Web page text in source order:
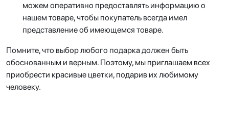
можем оперативно предоставлять информацию о
нашем товаре, чтобы покупатель всегда имел
представление об имеющемся товаре.
Помните, что выбор любого подарка должен быть
обоснованным и верным. Поэтому, мы приглашаем всех
приобрести красивые цветки, подарив их любимому
человеку.